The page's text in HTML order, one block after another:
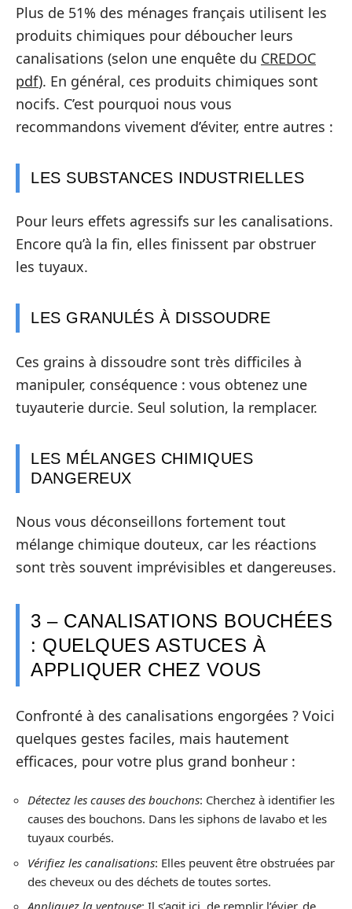
Plus de 51% des ménages français utilisent les
produits chimiques pour déboucher leurs
canalisations (selon une enquête du CREDOC
pdf). En général, ces produits chimiques sont
nocifs. C’est pourquoi nous vous
recommandons vivement d’éviter, entre autres :
LES SUBSTANCES INDUSTRIELLES
Pour leurs effets agressifs sur les canalisations.
Encore qu’à la fin, elles finissent par obstruer
les tuyaux.
LES GRANULÉS À DISSOUDRE
Ces grains à dissoudre sont très difficiles à
manipuler, conséquence : vous obtenez une
tuyauterie durcie. Seul solution, la remplacer.
LES MÉLANGES CHIMIQUES
DANGEREUX
Nous vous déconseillons fortement tout
mélange chimique douteux, car les réactions
sont très souvent imprévisibles et dangereuses.
3 – CANALISATIONS BOUCHÉES
: QUELQUES ASTUCES À
APPLIQUER CHEZ VOUS
Confronté à des canalisations engorgées ? Voici
quelques gestes faciles, mais hautement
efficaces, pour votre plus grand bonheur :
Détectez les causes des bouchons: Cherchez à identifier les
causes des bouchons. Dans les siphons de lavabo et les
tuyaux courbés.
Vérifiez les canalisations: Elles peuvent être obstruées par
des cheveux ou des déchets de toutes sortes.
Appliquez la ventouse: Il s’agit ici, de remplir l’évier, de